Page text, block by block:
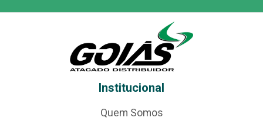
Institucional
Quem Somos